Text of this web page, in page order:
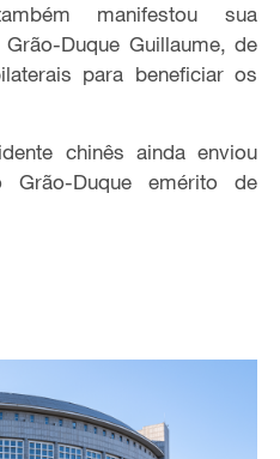
manifestou sua
Duque Guillaume, de
para beneficiar os
chinês ainda enviou
Duque emérito de